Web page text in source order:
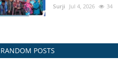
Surji Jul 4, 2026 34
RANDOM POSTS